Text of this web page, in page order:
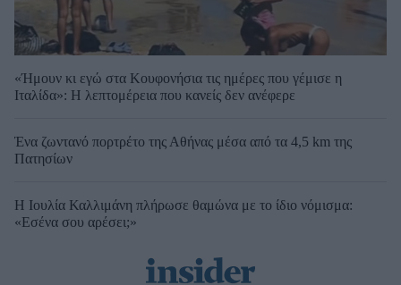
«Ήμουν κι εγώ στα Κουφονήσια τις ημέρες που γέμισε η
Ιταλίδα»: Η λεπτομέρεια που κανείς δεν ανέφερε
Ένα ζωντανό πορτρέτο της Αθήνας μέσα από τα 4,5 km της
Πατησίων
Η Ιουλία Καλλιμάνη πλήρωσε θαμώνα με το ίδιο νόμισμα:
«Εσένα σου αρέσει;»